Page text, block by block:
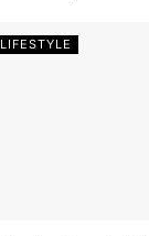
LIFESTYLE